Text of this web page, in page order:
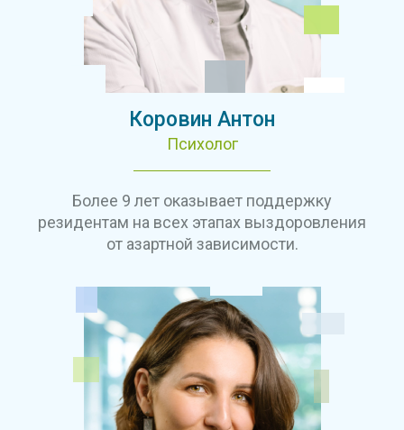
Коровин Антон
Психолог
Более 9 лет оказывает поддержку
резидентам на всех этапах выздоровления
от азартной зависимости.